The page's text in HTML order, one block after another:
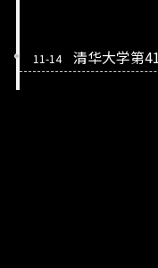
11-14 清华大学第